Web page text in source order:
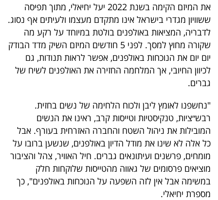
את המיזם הקימה בשנת 2022 יעל יחיאלי, מתוך תפיסה
ששוויון מגדרי בישראל אינו מתקדם מעצמו ולעיתים אף נסוג.
לדבריה, המציאות באולפנים בולטת במיוחד על רקע מה
שקורה מחוץ למסך. לפני 5 חודשים המיזם השיק מדד הבודק
יום יום את הנוכחות באולפנים, אפשר לראות תנודות, גם
לכיוון החיובי, אך המלחמה החזירה את האולפנים לשיח של
גברים.
"נחשפנו לאומץ ליבן ולכוח הלחימה של נשים בחזית.
רבש״ציות, טנקיסטיות וטייסות קרב, ראינו את הנשים
המובילות את ניהול השטח והחברה האזרחית בעורף. אבל
כל אלה לא שינו את מודל הדיון באולפנים, שנשען ברובו על
מומחים, פרשנים ועיתונאים גברים. חיל האוויר, צהל והציבור
מוציאים פרסומים של גאווה מהטייסות שלוקחות חלק
במשימה אבל אין לזה השפעה על הנוכחות באולפנים", כך
מספרת יחיאלי.